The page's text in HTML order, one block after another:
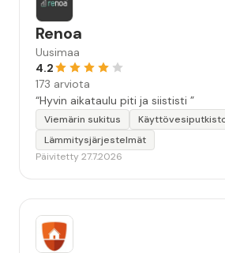
Renoa
Uusimaa
4.2
173 arviota
“Hyvin aikataulu piti ja siististi ”
Viemärin sukitus
Lämmitysjärjestelmät
Päivitetty 27.7.2026